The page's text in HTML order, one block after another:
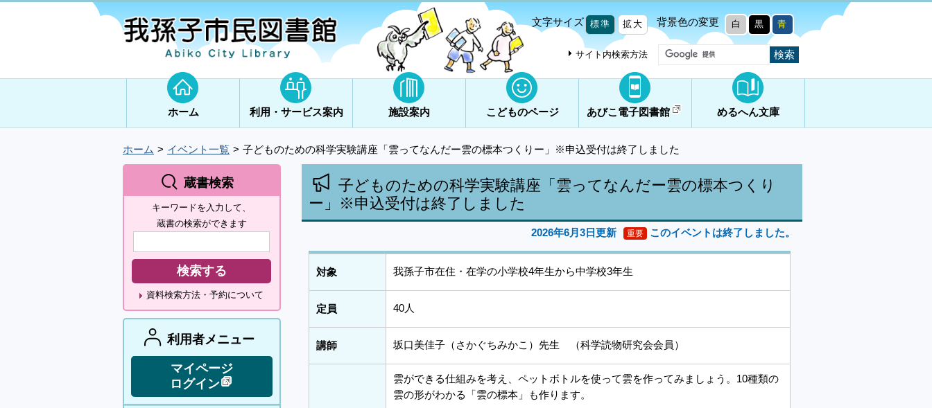
文字サイズ 標準 拡大 背景色の変更 白 黒 青
サイト内検索方法
ホーム 利用・サービス案内 施設案内 こどものページ あびこ電子図書館 めるへん文庫
ホーム イベント一覧 子どものための科学実験講座「雲ってなんだー雲の標本つくりー」※申込受付は終了しました
蔵書検索
キーワードを入力して、
蔵書の検索ができます
資料検索方法・予約について
利用者メニュー
マイページ
ログイン
子どものための科学実験講座「雲ってなんだー雲の標本つくり
ー」※申込受付は終了しました
2026年6月3日更新 重要 このイベントは終了しました。
対象 我孫子市在住・在学の小学校4年生から中学校3年生
定員 40人
講師 坂口美佳子（さかぐちみかこ）先生 （科学読物研究会会員）
雲ができる仕組みを考え、ペットボトルを使って雲を作ってみましょう。10種類の
雲の形がわかる「雲の標本」も作ります。